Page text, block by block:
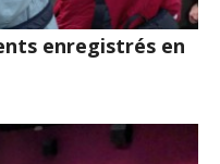
enregistrés en